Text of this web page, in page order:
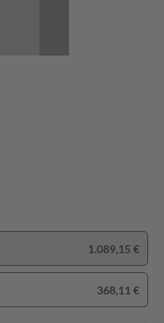
1.089,15 €
368,11 €